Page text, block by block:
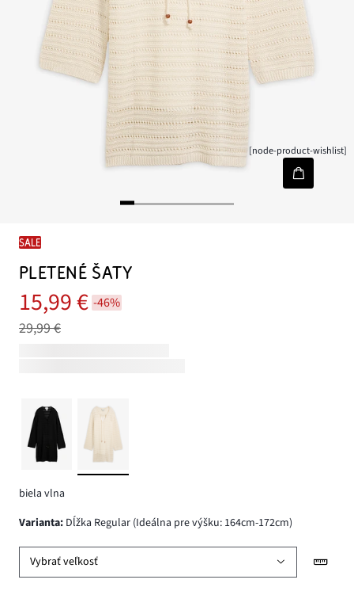
[node-product-wishlist]
SALE
PLETENÉ ŠATY
15,99 € -46%
29,99 €
biela vlna
varianta: Dĺžka Regular (Ideálna pre výšku: 164cm-172cm)
Vybrať veľkosť